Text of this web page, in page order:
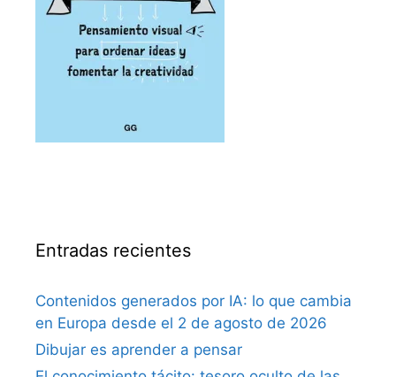
Entradas recientes
Contenidos generados por IA: lo que cambia
en Europa desde el 2 de agosto de 2026
Dibujar es aprender a pensar